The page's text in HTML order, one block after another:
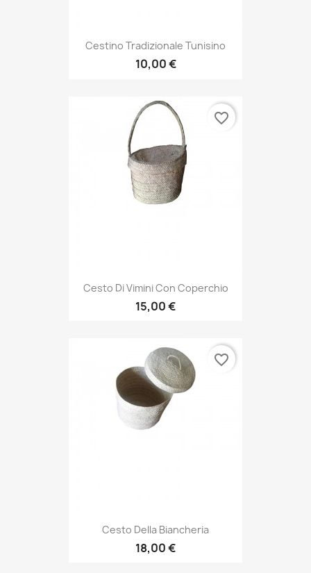
Cestino Tradizionale Tunisino
10,00 €
Cesto Di Vimini Con Coperchio
15,00 €
favorite_border
Cesto Della Biancheria
18,00 €
favorite_border